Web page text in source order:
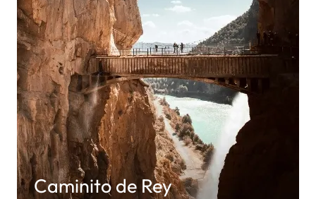
Caminito de Rey